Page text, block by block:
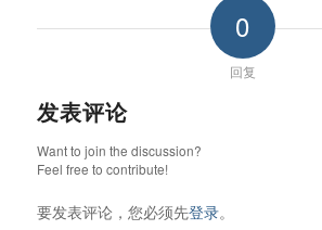
0
回复
发表评论
Want to join the discussion?
Feel free to contribute!
要发表评论，您必须先登录。